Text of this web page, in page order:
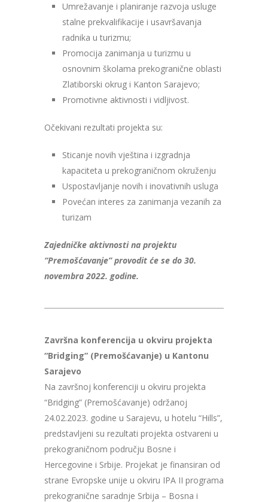
Umrežavanje i planiranje razvoja usluge
stalne prekvalifikacije i usavršavanja
radnika u turizmu;
Promocija zanimanja u turizmu u
osnovnim školama prekogranične oblasti
Zlatiborski okrug i Kanton Sarajevo;
Promotivne aktivnosti i vidljivost.
Očekivani rezultati projekta su:
Sticanje novih vještina i izgradnja
kapaciteta u prekograničnom okruženju
Uspostavljanje novih i inovativnih usluga
Povećan interes za zanimanja vezanih za
turizam
Zajedničke aktivnosti na projektu
“Premošćavanje” provodit će se do 30.
novembra 2022. godine.
Završna konferencija u okviru projekta
“Bridging” (Premošćavanje) u Kantonu
Sarajevo
Na završnoj konferenciji u okviru projekta
“Bridging” (Premošćavanje) održanoj
24.02.2023. godine u Sarajevu, u hotelu “Hills”,
predstavljeni su rezultati projekta ostvareni u
prekograničnom području Bosne i
Hercegovine i Srbije. Projekat je finansiran od
strane Evropske unije u okviru IPA II programa
prekogranične saradnje Srbija – Bosna i